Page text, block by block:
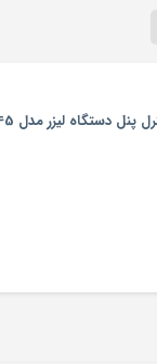
پنل دستگاه لیزر مدل 6445